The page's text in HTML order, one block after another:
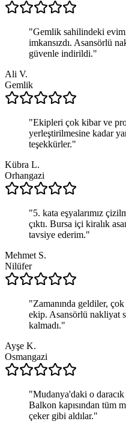
"Gemlik sahilindeki
imkansızdı. Asansörlü
güvenle indirildi."
Ali V.
Gemlik
"Ekipleri çok kibar ve
yerleştirilmesine kadar
teşekkürler."
Kübra L.
Orhangazi
"5. kata eşyalarımız
çıktı. Bursa içi kiralık
tavsiye ederim."
Mehmet S.
Nilüfer
"Zamanında geldiler,
ekip. Asansörlü nakliyat
kalmadı."
Ayşe K.
Osmangazi
"Mudanya'daki o daracık
Balkon kapısından tüm
çeker gibi aldılar."